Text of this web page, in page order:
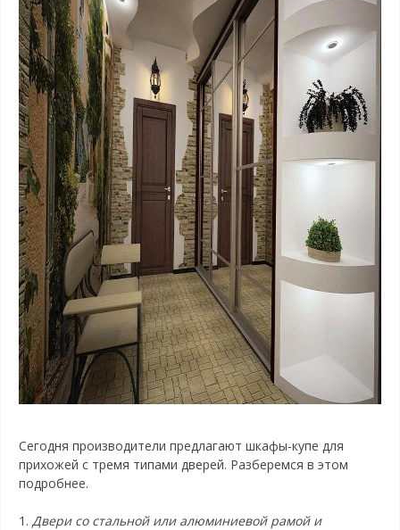
Сегодня производители предлагают шкафы-купе для
прихожей с тремя типами дверей. Разберемся в этом
подробнее.
1. Двери со стальной или алюминиевой рамой и